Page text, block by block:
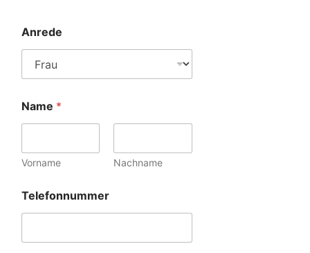
Anrede
Name *
Vorname Nachname
Telefonnummer